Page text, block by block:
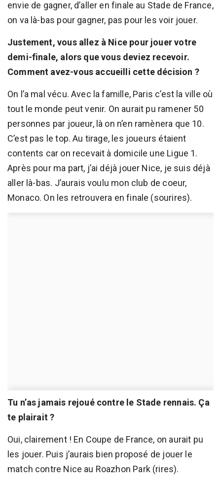
envie de gagner, d’aller en finale au Stade de France,
on va là-bas pour gagner, pas pour les voir jouer.
Justement, vous allez à Nice pour jouer votre
demi-finale, alors que vous deviez recevoir.
Comment avez-vous accueilli cette décision ?
On l’a mal vécu. Avec la famille, Paris c’est la ville où
tout le monde peut venir. On aurait pu ramener 50
personnes par joueur, là on n’en ramènera que 10.
C’est pas le top. Au tirage, les joueurs étaient
contents car on recevait à domicile une Ligue 1.
Après pour ma part, j’ai déjà jouer Nice, je suis déjà
aller là-bas. J’aurais voulu mon club de coeur,
Monaco. On les retrouvera en finale (sourires).
Tu n’as jamais rejoué contre le Stade rennais. Ça
te plairait ?
Oui, clairement ! En Coupe de France, on aurait pu
les jouer. Puis j’aurais bien proposé de jouer le
match contre Nice au Roazhon Park (rires).